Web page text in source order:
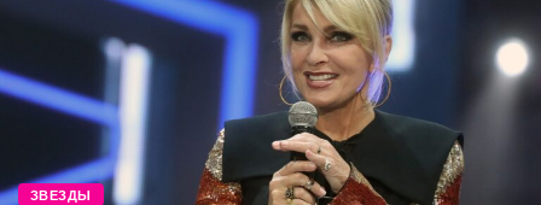
ЗВЕЗДЫ